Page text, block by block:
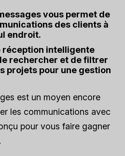
vous permet de
des clients à
endroit.
réception intelligente
rechercher et de filtrer
projets pour une gestion
est un moyen encore
les communications avec
pour vous faire gagner